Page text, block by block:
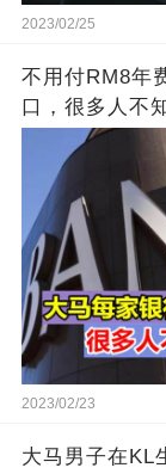
2023/02/25
不用付RM8年
口，很多人不
2023/02/23
大马男子在KL